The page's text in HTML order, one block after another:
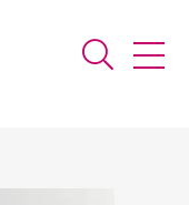
Suche